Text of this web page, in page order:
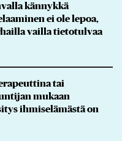
kännykkä
ei ole lepoa,
vailla tietotulvaa
tai
mukaan
ihmiselämästä on